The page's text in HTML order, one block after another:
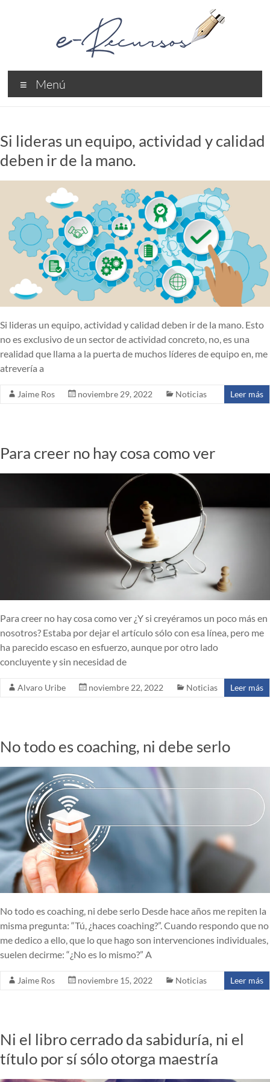
e-
Recursos
Profesionales
Menú
Si lideras un equipo, actividad y calidad
deben ir de la mano.
Si lideras un equipo, actividad y calidad deben ir de la mano. Esto
no es exclusivo de un sector de actividad concreto, no, es una
realidad que llama a la puerta de muchos líderes de equipo en, me
atrevería a
Jaime Ros noviembre 29, 2022 Noticias Leer más
Para creer no hay cosa como ver
Para creer no hay cosa como ver ¿Y si creyéramos un poco más en
nosotros? Estaba por dejar el artículo sólo con esa línea, pero me
ha parecido escaso en esfuerzo, aunque por otro lado
concluyente y sin necesidad de
Alvaro Uribe noviembre 22, 2022 Noticias Leer más
No todo es coaching, ni debe serlo
No todo es coaching, ni debe serlo Desde hace años me repiten la
misma pregunta: “Tú, ¿haces coaching?”. Cuando respondo que no
me dedico a ello, que lo que hago son intervenciones individuales,
suelen decirme: “¿No es lo mismo?” A
Jaime Ros noviembre 15, 2022 Noticias Leer más
Ni el libro cerrado da sabiduría, ni el
título por sí sólo otorga maestría